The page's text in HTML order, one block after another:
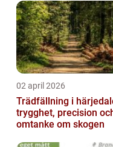
02 april 2026
Trädfällning i
trygghet, precision
omtanke om skogen